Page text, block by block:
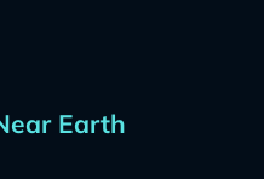
Earth